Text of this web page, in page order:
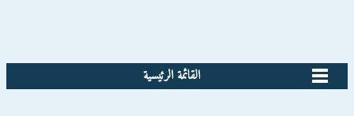
القائمة الرئيسية